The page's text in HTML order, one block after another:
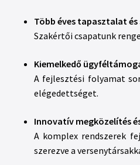
Több éves tapasztalat
Szakértői csapatunk
Kiemelkedő
A fejlesztési folyamat
elégedettséget.
Innovatív megközelítés
A komplex rendszerek
szerezve a